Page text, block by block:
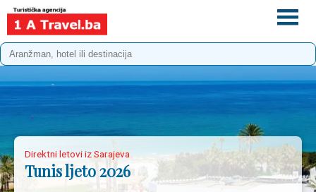
Direktni letovi iz Sarajeva
Tunis ljeto 2026